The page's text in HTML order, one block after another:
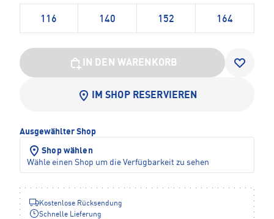
116 140 152 164
IN DEN WARENKORB
IM SHOP RESERVIEREN
Ausgewählter Shop
Shop wählen
Wähle einen Shop um die Verfügbarkeit zu sehen
Kostenlose Rücksendung
Schnelle Lieferung